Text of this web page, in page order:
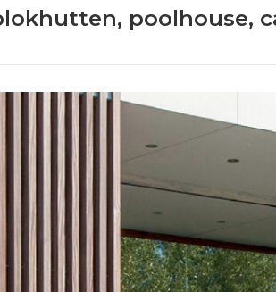
poolhouse,